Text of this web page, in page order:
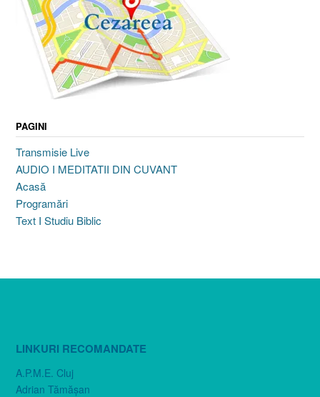
PAGINI
Transmisie Live
AUDIO I MEDITATII DIN CUVANT
Acasă
Programări
Text I Studiu Biblic
LINKURI RECOMANDATE
A.P.M.E. Cluj
Adrian Tămăşan